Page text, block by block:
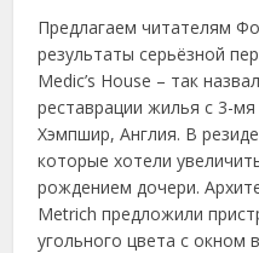
Предлагаем читателям
результаты серьёзной
Medic’s House – так
реставрации жилья с 3-
Хэмпшир, Англия. В
которые хотели
рождением дочери.
Metrich предложили
угольного цвета с окном